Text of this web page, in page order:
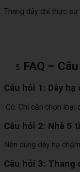
Thang dây chỉ thực
FAQ –
Câu hỏi 1: Dây
Có. Chỉ cần chọn loại
Câu hỏi 2: Nhà 5
Nên dùng dây hạ
Câu hỏi 3: Thang